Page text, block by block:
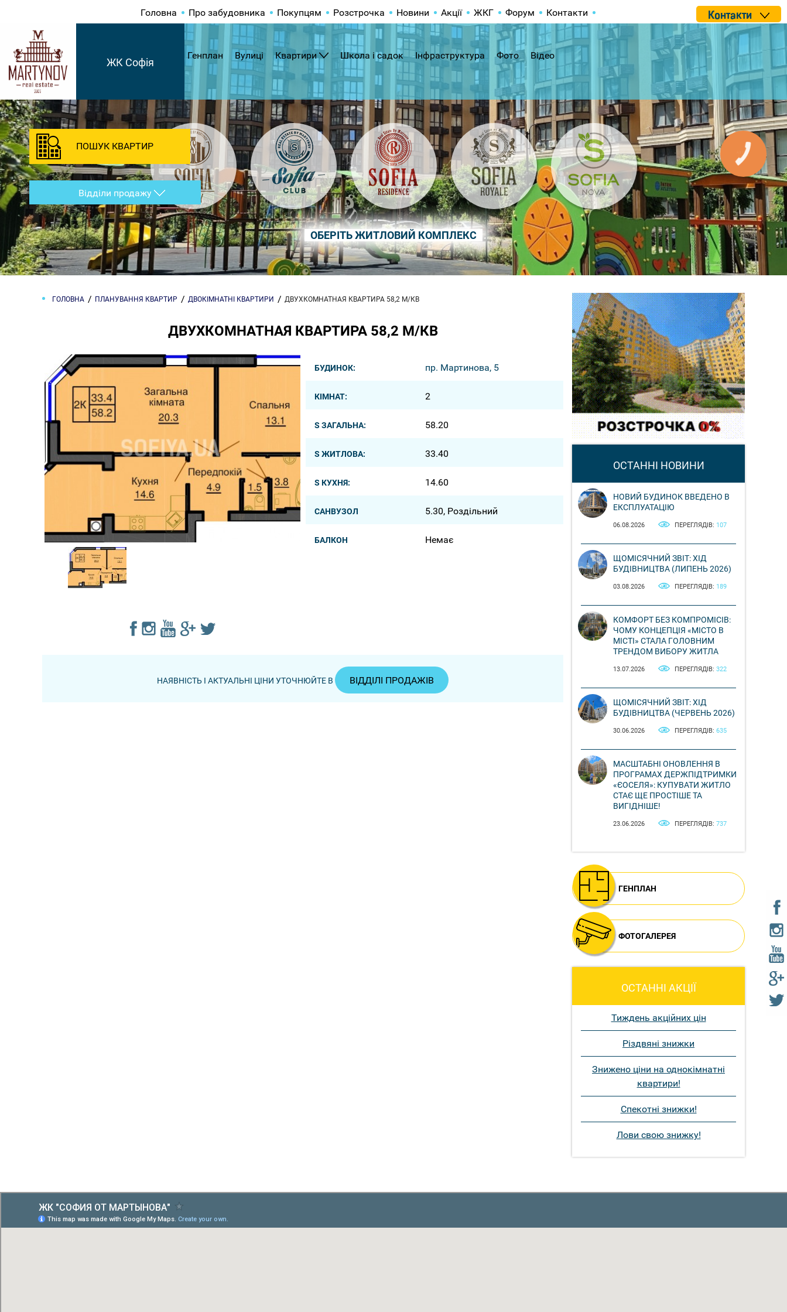
ОБЕРІТЬ ЖИТЛОВИЙ КОМПЛЕКС
Головна Про забудовника Покупцям Розстрочка Новини Акції ЖКГ Форум Контакти Контакти
ЖК Софія
Генплан Вулиці Квартири Школа і садок Інфраструктура Фото Відео
ПОШУК КВАРТИР
Відділи продажу
ГОЛОВНА ПЛАНУВАННЯ КВАРТИР ДВОКІМНАТНІ КВАРТИРИ ДВУХКОМНАТНАЯ КВАРТИРА 58,2 М/КВ
ДВУХКОМНАТНАЯ КВАРТИРА 58,2 М/КВ
БУДИНОК: пр. Мартинова, 5
КІМНАТ: 2
S ЗАГАЛЬНА: 58.20
S ЖИТЛОВА: 33.40
S КУХНЯ: 14.60
САНВУЗОЛ 5.30, Роздільний
БАЛКОН Немає
НАЯВНІСТЬ І АКТУАЛЬНІ ЦІНИ УТОЧНЮЙТЕ В ВІДДІЛІ ПРОДАЖІВ
ОСТАННІ НОВИНИ
НОВИЙ БУДИНОК ВВЕДЕНО В
ЕКСПЛУАТАЦІЮ
06.08.2026 ПЕРЕГЛЯДІВ: 107
ЩОМІСЯЧНИЙ ЗВІТ: ХІД
БУДІВНИЦТВА (ЛИПЕНЬ 2026)
03.08.2026 ПЕРЕГЛЯДІВ: 189
КОМФОРТ БЕЗ КОМПРОМІСІВ:
ЧОМУ КОНЦЕПЦІЯ «МІСТО В
МІСТІ» СТАЛА ГОЛОВНИМ
ТРЕНДОМ ВИБОРУ ЖИТЛА
13.07.2026 ПЕРЕГЛЯДІВ: 322
ЩОМІСЯЧНИЙ ЗВІТ: ХІД
БУДІВНИЦТВА (ЧЕРВЕНЬ 2026)
30.06.2026 ПЕРЕГЛЯДІВ: 635
МАСШТАБНІ ОНОВЛЕННЯ В
ПРОГРАМАХ ДЕРЖПІДТРИМКИ
«ЄОСЕЛЯ»: КУПУВАТИ ЖИТЛО
СТАЄ ЩЕ ПРОСТІШЕ ТА
ВИГІДНІШЕ!
23.06.2026 ПЕРЕГЛЯДІВ: 737
ГЕНПЛАН
ФОТОГАЛЕРЕЯ
ОСТАННІ АКЦІЇ
Тиждень акційних цін
Різдвяні знижки
Знижено ціни на однокімнатні
квартири!
Спекотні знижки!
Лови свою знижку!